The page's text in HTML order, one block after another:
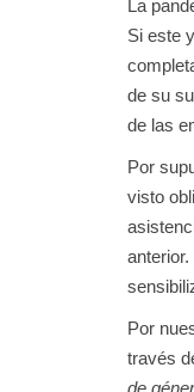
La
Si este
de su
de las
Por
visto
Por
través
de